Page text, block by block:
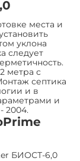
места и
уклона
следует
метра с
септика
и в
и
2004.
БИОСТ-6,0